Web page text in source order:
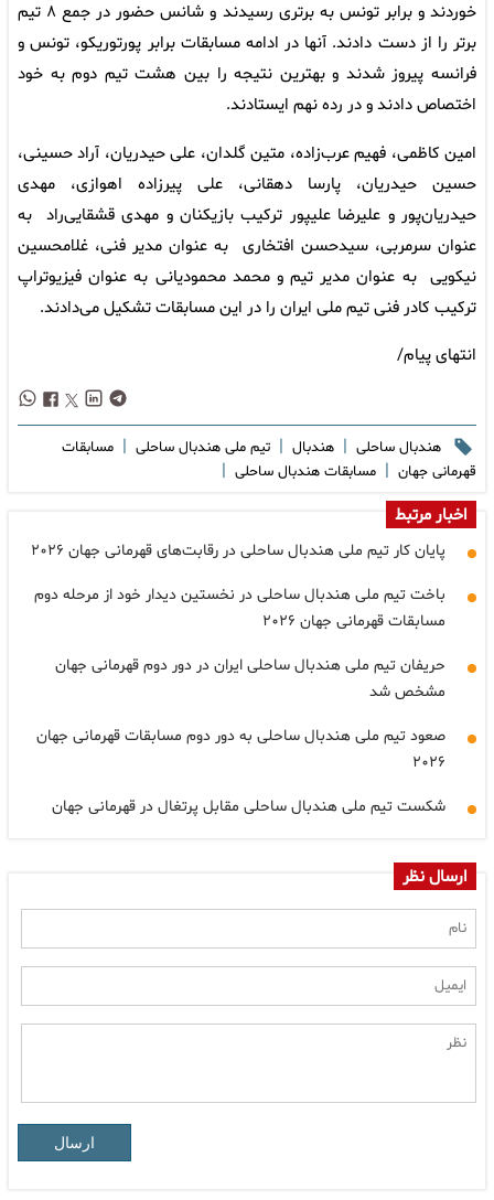
خوردند و برابر تونس به برتری رسیدند و شانس حضور در جمع ۸ تیم
برتر را از دست دادند. آنها در ادامه مسابقات برابر پورتوریکو، تونس و
فرانسه پیروز شدند و بهترین نتیجه را بین هشت تیم دوم به خود
اختصاص دادند و در رده نهم ایستادند.
امین کاظمی، فهیم عرب‌زاده، متین گلدان، علی حیدریان، آراد حسینی،
حسین حیدریان، پارسا دهقانی، علی پیرزاده اهوازی، مهدی
حیدریان‌پور و علیرضا علیپور ترکیب بازیکنان و مهدی قشقایی‌راد به
عنوان سرمربی، سیدحسن افتخاری به عنوان مدیر فنی، غلامحسین
نیکویی به عنوان مدیر تیم و محمد محمودیانی به عنوان فیزیوتراپ
ترکیب کادر فنی تیم ملی ایران را در این مسابقات تشکیل می‌دادند.
انتهای پیام/
هندبال ساحلی | هندبال | تیم ملی هندبال ساحلی | مسابقات
قهرمانی جهان | مسابقات هندبال ساحلی |
اخبار مرتبط
پایان کار تیم ملی هندبال ساحلی در رقابت‌های قهرمانی جهان ۲۰۲۶
باخت تیم ملی هندبال ساحلی در نخستین دیدار خود از مرحله دوم
مسابقات قهرمانی جهان ۲۰۲۶
حریفان تیم ملی هندبال ساحلی ایران در دور دوم قهرمانی جهان
مشخص شد
صعود تیم ملی هندبال ساحلی به دور دوم مسابقات قهرمانی جهان
۲۰۲۶
شکست تیم ملی هندبال ساحلی مقابل پرتغال در قهرمانی جهان
ارسال نظر
ارسال